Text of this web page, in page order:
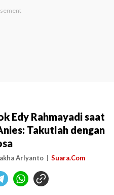
Edy Rahmayadi saat
Takutlah dengan
Arlyanto Suara.Com